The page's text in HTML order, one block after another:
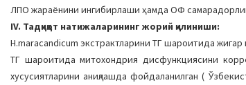
ЛПO жараёнини ингибирлаши ҳамда ОФ
IV. Тадқиқот натижаларининг жорий қилиниши:
H.maracandicum экстрактларини ТГ шароитида
ТГ шароитида митохондрия дисфункциясини
хусусиятларини аниқлашда фойдаланилган (